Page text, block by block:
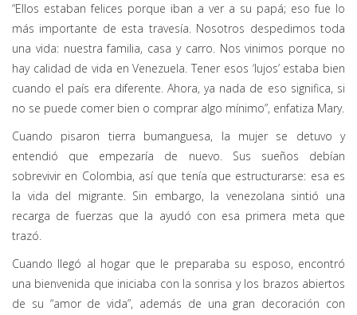
“Ellos estaban felices porque iban a ver a su papá; eso fue lo
más importante de esta travesía. Nosotros despedimos toda
una vida: nuestra familia, casa y carro. Nos vinimos porque no
hay calidad de vida en Venezuela. Tener esos ‘lujos’ estaba bien
cuando el país era diferente. Ahora, ya nada de eso significa, si
no se puede comer bien o comprar algo mínimo”, enfatiza Mary.
Cuando pisaron tierra bumanguesa, la mujer se detuvo y
entendió que empezaría de nuevo. Sus sueños debían
sobrevivir en Colombia, así que tenía que estructurarse: esa es
la vida del migrante. Sin embargo, la venezolana sintió una
recarga de fuerzas que la ayudó con esa primera meta que
trazó.
Cuando llegó al hogar que le preparaba su esposo, encontró
una bienvenida que iniciaba con la sonrisa y los brazos abiertos
de su “amor de vida”, además de una gran decoración con